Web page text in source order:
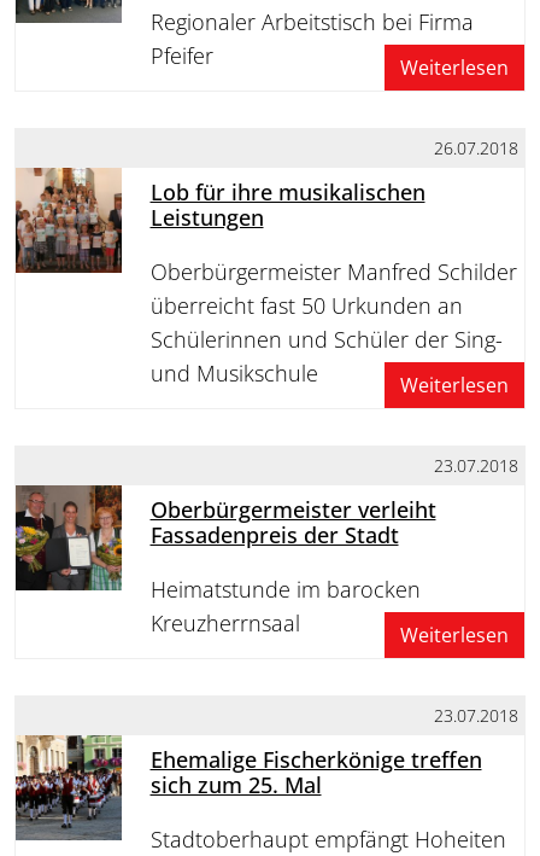
Regionaler Arbeitstisch bei Firma
Pfeifer
Weiterlesen
26.07.2018
Lob für ihre musikalischen
Leistungen
Oberbürgermeister Manfred Schilder
überreicht fast 50 Urkunden an
Schülerinnen und Schüler der Sing-
und Musikschule
Weiterlesen
23.07.2018
Oberbürgermeister verleiht
Fassadenpreis der Stadt
Heimatstunde im barocken
Kreuzherrnsaal
Weiterlesen
23.07.2018
Ehemalige Fischerkönige treffen
sich zum 25. Mal
Stadtoberhaupt empfängt Hoheiten